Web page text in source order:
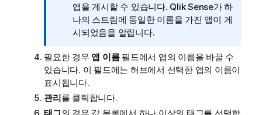
보
메
모
앱을 게시할 수 있습니다. Qlik Sense가 하
나의 스트림에 동일한 이름을 가진 앱이 게
시되었음을 알립니다.
필요한 경우 앱 이름필드에서 앱의 이름을 바꿀 수
있습니다. 이 필드에는 허브에서 선택한 앱의 이름이
표시됩니다.
관리를 클릭합니다.
태그의 경우 값 목록에서 하나 이상의 태그를 선택합